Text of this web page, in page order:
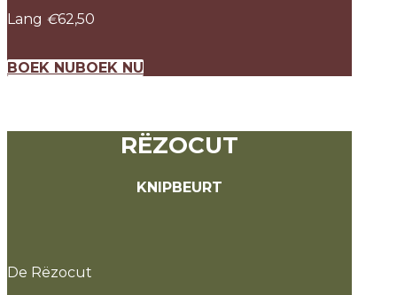
Lang €62,50
BOEK NU BOEK NU
RËZOCUT
KNIPBEURT
De Rëzocut